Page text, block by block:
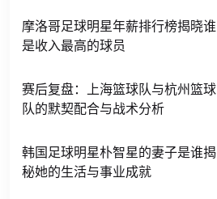
摩洛哥足球明星年薪排行榜揭晓谁
是收入最高的球员
赛后复盘：上海篮球队与杭州篮球
队的默契配合与战术分析
韩国足球明星朴智星的妻子是谁揭
秘她的生活与事业成就